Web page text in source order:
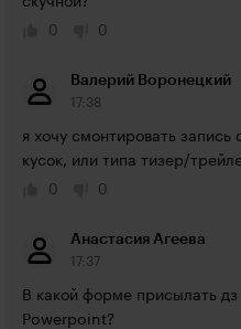
0
0
Валерий Воронецкий
17:38
я хочу смонтировать запись
кусок, или типа тизер/
0
0
Анастасия Агеева
17:37
В какой форме присылать
Powerpoint?